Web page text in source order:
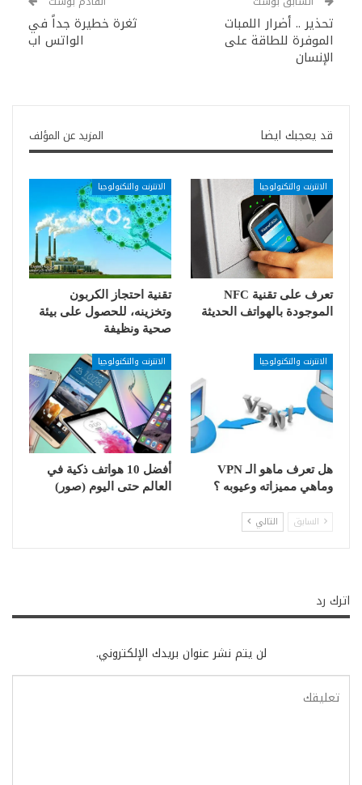
تحذير .. أضرار اللمبات
الموفرة للطاقة على
الإنسان
ثغرة خطيرة جداً في
الواتس اب
قد يعجبك ايضا المزيد عن المؤلف
الانترنت والتكنولوجيا
تعرف على تقنية NFC
الموجودة بالهواتف الحديثة
الانترنت والتكنولوجيا
تقنية احتجاز الكربون
وتخزينه، للحصول على بيئة
صحية ونظيفة
الانترنت والتكنولوجيا
هل تعرف ماهو الـ VPN
وماهي مميزاته وعيوبه ؟
الانترنت والتكنولوجيا
أفضل 10 هواتف ذكية في
العالم حتى اليوم (صور)
السابق التالي
اترك رد
لن يتم نشر عنوان بريدك الإلكتروني.